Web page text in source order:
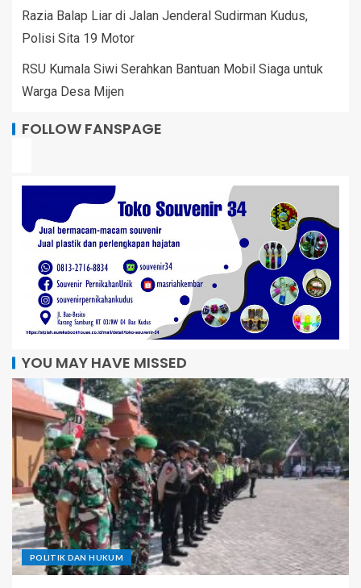
Razia Balap Liar di Jalan Jenderal Sudirman Kudus,
Polisi Sita 19 Motor
RSU Kumala Siwi Serahkan Bantuan Mobil Siaga untuk
Warga Desa Mijen
FOLLOW FANSPAGE
YOU MAY HAVE MISSED
POLITIK DAN HUKUM